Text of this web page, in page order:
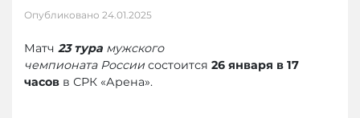
Опубликовано 24.01.2025
Матч 23 тура мужского
чемпионата России состоится 26 января в 17
часов в СРК «Арена».